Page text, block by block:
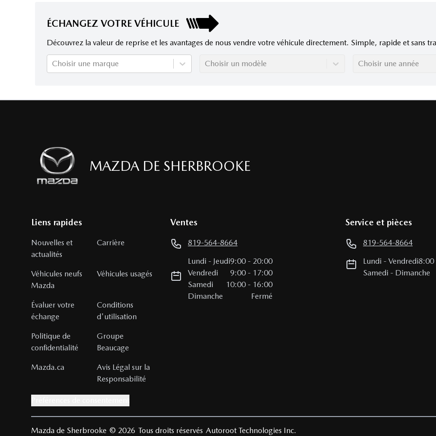
ÉCHANGEZ VOTRE VÉHICULE
Découvrez la valeur de reprise et les avantages de nous vendre votre véhicule directement. Simple, rapide et sans
Choisir une marque Choisir un modèle Choisir une année
MAZDA DE SHERBROOKE
Liens rapides
Nouvelles et
actualités
Carrière
Véhicules neufs
Mazda
Véhicules usagés
Évaluer votre
échange
Conditions
d'utilisation
Politique de
confidentialité
Groupe
Beaucage
Mazda.ca
Avis Légal sur la
Responsabilité
Ventes
819-564-8664
Lundi - Jeudi9:00 - 20:00
Vendredi
9:00 - 17:00
Samedi
10:00 - 16:00
Dimanche
Fermé
Service et pièces
819-564-8664
Lundi -Vendredi8:00
Samedi - Dimanche
Mazda de Sherbrooke © 2026 Tous droits réservés Autoroot Technologies Inc.